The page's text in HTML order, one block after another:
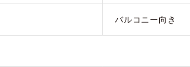
バルコニー向き